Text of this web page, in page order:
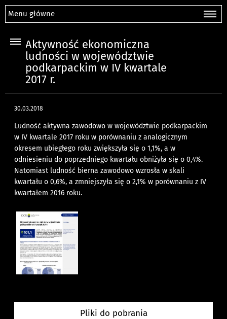
Menu główne
Aktywność ekonomiczna
ludności w województwie
podkarpackim w IV kwartale
2017 r.
30.03.2018
Ludność aktywna zawodowo w województwie podkarpackim
w IV kwartale 2017 roku w porównaniu z analogicznym
okresem ubiegłego roku zwiększyła się o 1,1%, a w
odniesieniu do poprzedniego kwartału obniżyła się o 0,4%.
Natomiast ludność bierna zawodowo wzrosła w skali
kwartału o 0,6%, a zmniejszyła się o 2,1% w porównaniu z IV
kwartałem 2016 roku.
Pliki do pobrania